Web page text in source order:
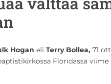
Hogan eli Terry Bollea, 71
Floridassa viime